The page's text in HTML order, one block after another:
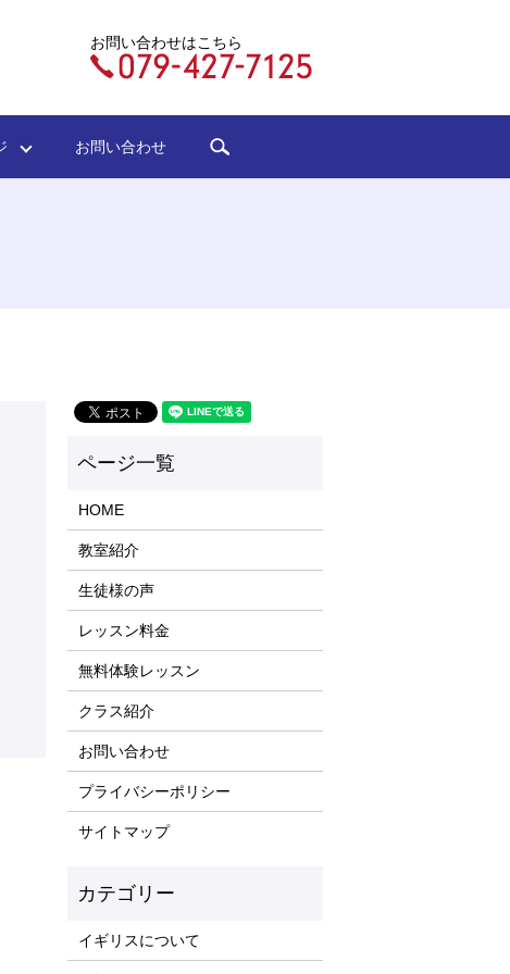
お問い合わせはこちら
ジ お問い合わせ
HOME
教室紹介
生徒様の声
レッスン料金
無料体験レッスン
クラス紹介
お問い合わせ
プライバシーポリシー
サイトマップ
イギリスについて